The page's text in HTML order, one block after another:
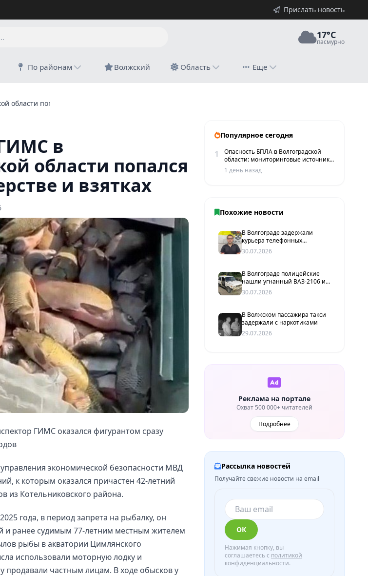
Прислать новость
17°C
пасмурно
По районам Волжский Область Еще
области попался на браконьерстве и взятках
в
области попался
и взятках
ГИМС оказался фигурантом сразу
экономической безопасности МВД
к которым оказался причастен 42-летний
из Котельниковского района.
года, в период запрета на рыбалку, он
и ранее судимым 77-летним местным жителем
рыбы в акватории Цимлянского
использовали моторную лодку и
продавали частным лицам. В ходе обысков у
Популярное сегодня
1
Опасность БПЛА в Волгоградской
области: мониторинговые источники
сообщают о пролетах беспилотников
1 день назад
Похожие новости
В Волгограде задержали
курьера телефонных
мошенников, похитившего у
пенсионерки более 2 млн
30.07.2026
В Волгограде полицейские
нашли угнанный ВАЗ-2106 и
задержали подозреваемого
30.07.2026
В Волжском пассажира такси
задержали с наркотиками
29.07.2026
Реклама на портале
Охват 500 000+ читателей
Подробнее
Рассылка новостей
Получайте свежие новости на email
ОК
Нажимая кнопку, вы
соглашаетесь с политикой
конфиденциальности.